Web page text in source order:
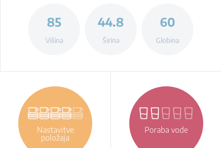
85
Višina
44.8
Širina
60
Globina
Nastavitve
položaja
Poraba vode